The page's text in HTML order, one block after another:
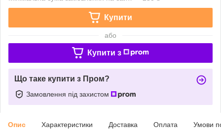
Купити
або
Купити з
Що таке купити з Пром?
Замовлення під захистом
Опис Характеристики Доставка Оплата Умови